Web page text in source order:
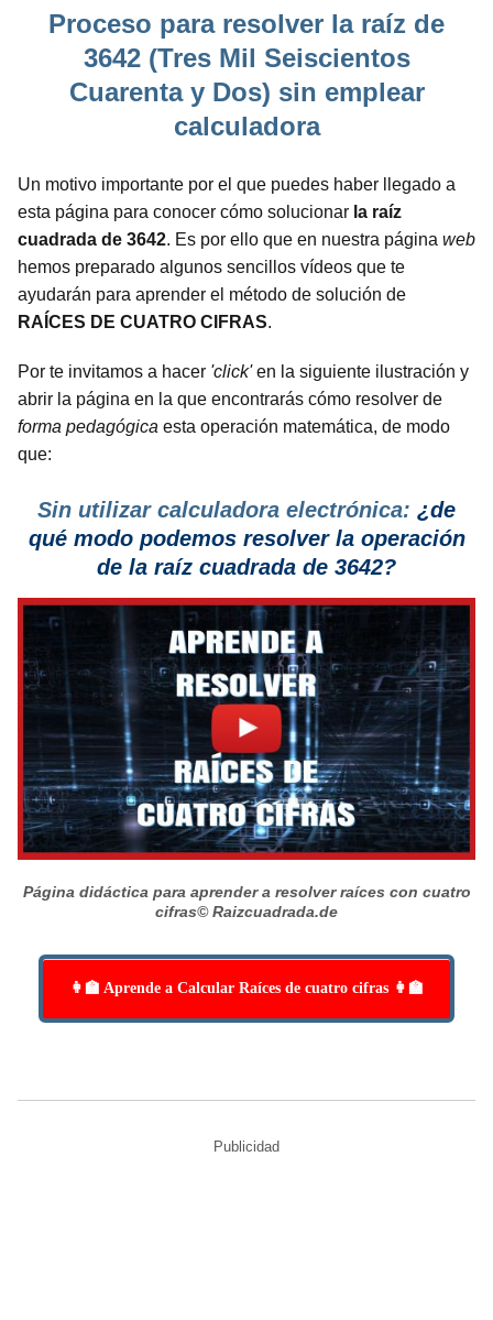
Proceso para resolver la raíz de
3642 (Tres Mil Seiscientos
Cuarenta y Dos) sin emplear
calculadora
Un motivo importante por el que puedes haber llegado a
esta página para conocer cómo solucionar la raíz
cuadrada de 3642. Es por ello que en nuestra página web
hemos preparado algunos sencillos vídeos que te
ayudarán para aprender el método de solución de
RAÍCES DE CUATRO CIFRAS.
Por te invitamos a hacer 'click'en la siguiente ilustración y
abrir la página en la que encontrarás cómo resolver de
forma pedagógica esta operación matemática, de modo
que:
Sin utilizar calculadora electrónica: ¿de
qué modo podemos resolver la operación
de la raíz cuadrada de 3642?
Página didáctica para aprender a resolver raíces con cuatro
cifras© Raizcuadrada.de
👩‍🏫 Aprende a Calcular Raíces de cuatro cifras 👩‍🏫
Publicidad